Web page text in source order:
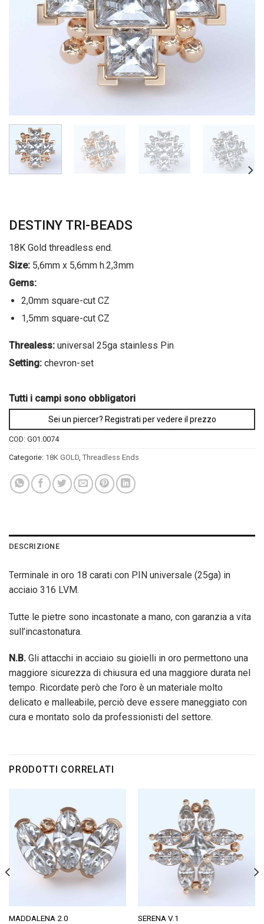
DESTINY TRI-BEADS
18K Gold threadless end.
Size: 5,6mm x 5,6mm h.2,3mm
Gems:
2,0mm square-cut CZ
1,5mm square-cut CZ
Threaless: universal 25ga stainless Pin
Setting: chevron-set
Tutti i campi sono obbligatori
Sei un piercer? Registrati per vedere il prezzo
COD: G01.0074
Categorie: 18K GOLD, Threadless Ends
DESCRIZIONE
Terminale in oro 18 carati con PIN universale (25ga) in
acciaio 316 LVM.
Tutte le pietre sono incastonate a mano, con garanzia a vita
sull’incastonatura.
N.B. Gli attacchi in acciaio su gioielli in oro permettono una
maggiore sicurezza di chiusura ed una maggiore durata nel
tempo. Ricordate però che l’oro è un materiale molto
delicato e malleabile, perciò deve essere maneggiato con
cura e montato solo da professionisti del settore.
PRODOTTI CORRELATI
MADDALENA 2.0 SERENA V.1